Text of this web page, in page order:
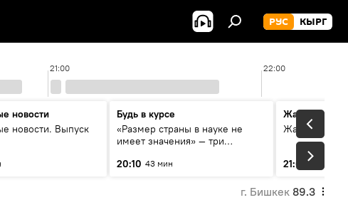
РУС КЫРГ
21:00 22:00
новости
новости. Выпуск
Будь в курсе
«Размер страны в науке не
имеет значения» — три
России и Кыргызстана в
20:10 43 мин
Жаңылыктар
21:01 3 мин
г. Бишкек 89.3